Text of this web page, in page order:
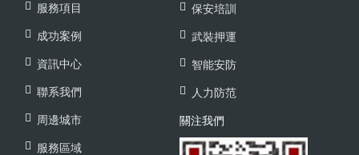
服務項目
成功案例
資訊中心
聯系我們
周邊城市
服務區域
保安培訓
武裝押運
智能安防
人力防范
關注我們